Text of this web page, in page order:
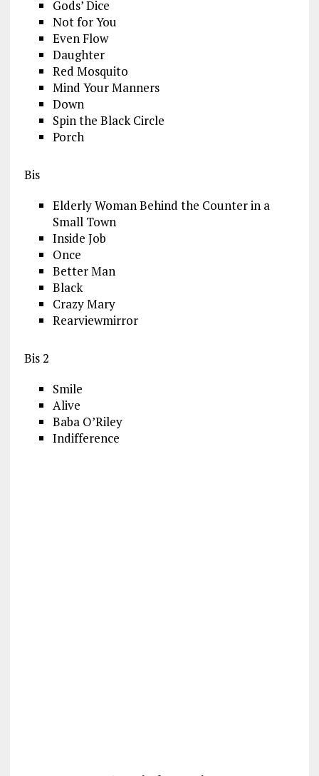
Gods’ Dice
Not for You
Even Flow
Daughter
Red Mosquito
Mind Your Manners
Down
Spin the Black Circle
Porch
Bis
Elderly Woman Behind the Counter in a
Small Town
Inside Job
Once
Better Man
Black
Crazy Mary
Rearviewmirror
Bis 2
Smile
Alive
Baba O’Riley
Indifference